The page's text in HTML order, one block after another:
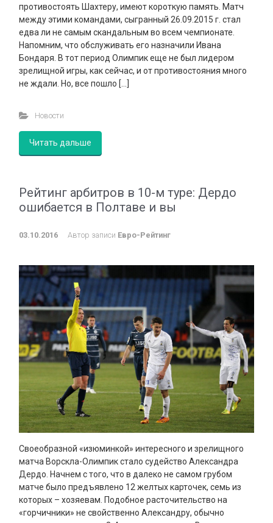
противостоять Шахтеру, имеют короткую память. Матч
между этими командами, сыгранный 26.09.2015 г. стал
едва ли не самым скандальным во всем чемпионате.
Напомним, что обслуживать его назначили Ивана
Бондаря. В тот период Олимпик еще не был лидером
зрелищной игры, как сейчас, и от противостояния много
не ждали. Но, все пошло […]
Новости
Читать дальше
Рейтинг арбитров в 10-м туре: Дердо
ошибается в Полтаве и вы
03.10.2016 Автор записи Евро-Рейтинг
Своеобразной «изюминкой» интересного и зрелищного
матча Ворскла-Олимпик стало судейство Александра
Дердо. Начнем с того, что в далеко не самом грубом
матче было предъявлено 12 желтых карточек, семь из
которых – хозяевам. Подобное расточительство на
«горчичники» не свойственно Александру, обычно